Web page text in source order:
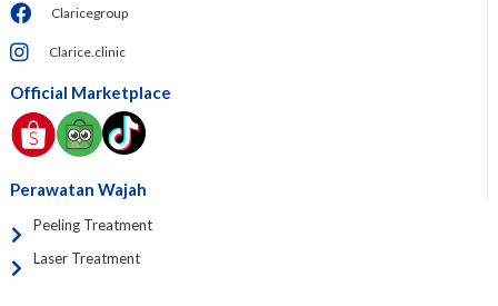
Claricegroup
Clarice.clinic
Official Marketplace
Perawatan Wajah
Peeling Treatment
Laser Treatment